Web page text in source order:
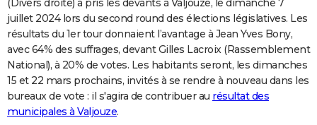
Dictionnaire
Biographies
Citations
Expressions
Proverbes
PROGRAMME TV
COPAINS D'AVANT
S'inscrire
Se connecter
Lycées
Collèges
Primaires
Universités
Entreprises
Service militaire
Avis de recherche
AVIS DE DÉCÈS
FORUM
(Divers droite) a pris les devants à Valjouze, le dimanche 7
juillet 2024 lors du second round des élections législatives. Les
résultats du 1er tour donnaient l’avantage à Jean Yves Bony,
avec 64% des suffrages, devant Gilles Lacroix (Rassemblement
National), à 20% de votes. Les habitants seront, les dimanches
15 et 22 mars prochains, invités à se rendre à nouveau dans les
bureaux de vote : il s'agira de contribuer au résultat des
municipales à Valjouze.